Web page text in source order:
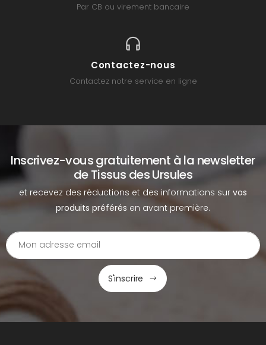
Par CB ou virement bancaire
Contactez-nous
Contactez notre service en ligne
Inscrivez-vous gratuitement à la newsletter
de Tissus des Ursules
et recevez des réductions et des informations sur vos
produits préférés en avant première.
S'inscrire